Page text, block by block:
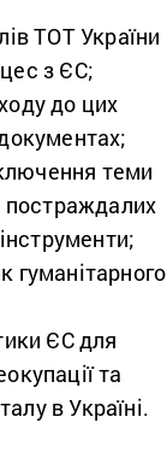
ТОТ України
з ЄС;
до цих
теми
постраждалих
гуманітарного
ЄС для
та
в Україні.